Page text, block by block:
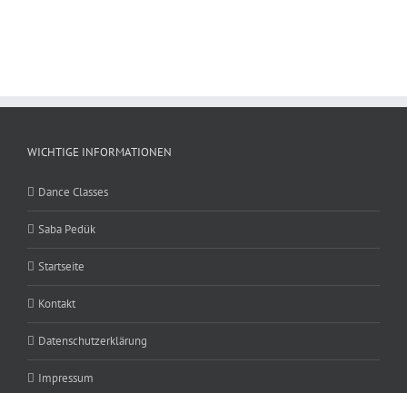
WICHTIGE INFORMATIONEN
Dance Classes
Saba Pedük
Startseite
Kontakt
Datenschutzerklärung
Impressum